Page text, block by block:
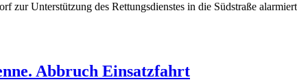
zur Unterstützung des Rettungsdienstes in die Südstraße
Abbruch Einsatzfahrt